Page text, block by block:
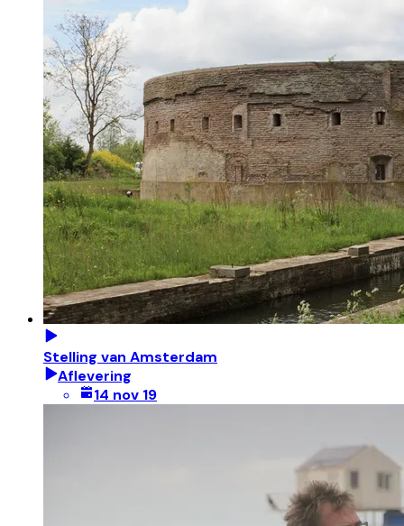
Stelling van Amsterdam
Aflevering
14 nov 19